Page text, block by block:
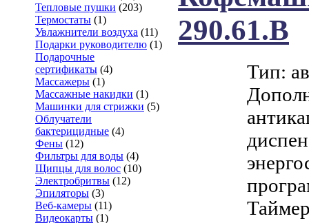
Тепловые пушки (203)
Термостаты (1)
Увлажнители воздуха (11)
Подарки руководителю (1)
Подарочные
сертификаты (4)
Массажеры (1)
Массажные накидки (1)
Машинки для стрижки (5)
Облучатели
бактерицидные (4)
Фены (12)
Фильтры для воды (4)
Щипцы для волос (10)
Электробритвы (12)
Эпиляторы (3)
Веб-камеры (11)
Видеокарты (1)
290.61.B
Тип: